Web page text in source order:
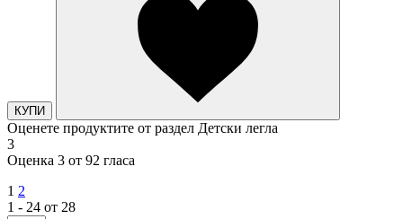
КУПИ
Оценете продуктите от раздел Детски легла
3
Оценка 3 от 92 гласа
1 2
1 - 24 от 28